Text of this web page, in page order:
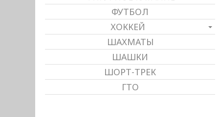
ФУТБОЛ
ХОККЕЙ
ШАХМАТЫ
ШАШКИ
ШОРТ-ТРЕК
ГТО